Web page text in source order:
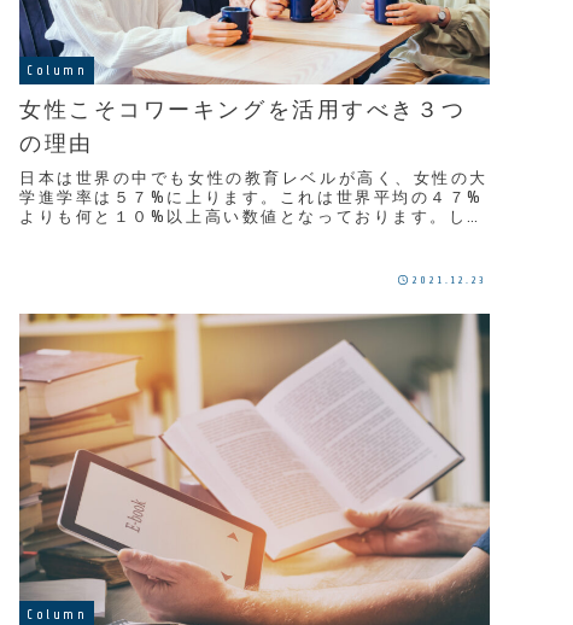
Column
女性こそコワーキングを活用すべき３つ
の理由
日本は世界の中でも女性の教育レベルが高く、女性の大
学進学率は５７%に上ります。これは世界平均の４７%
よりも何と１０%以上高い数値となっております。しか
2021.12.23
Column